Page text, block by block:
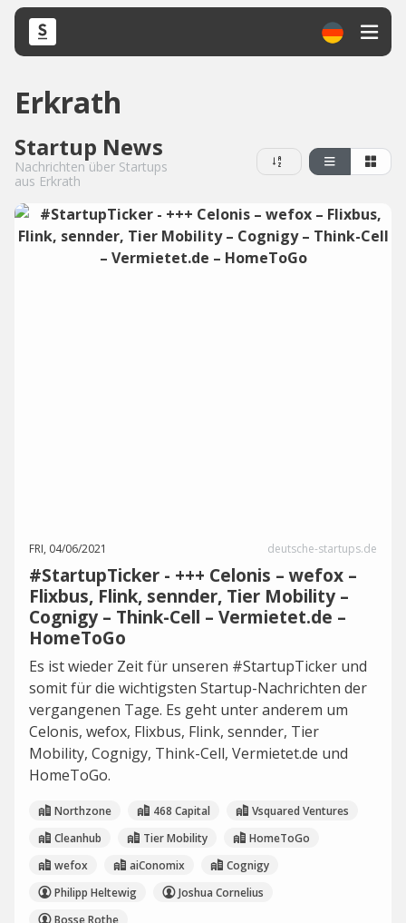
Erkrath
Startup News
Nachrichten über Startups
aus Erkrath
FRI, 04/06/2021 deutsche-startups.de
#StartupTicker - +++ Celonis – wefox –
Flixbus, Flink, sennder, Tier Mobility –
Cognigy – Think-Cell – Vermietet.de –
HomeToGo
Es ist wieder Zeit für unseren #StartupTicker und
somit für die wichtigsten Startup-Nachrichten der
vergangenen Tage. Es geht unter anderem um
Celonis, wefox, Flixbus, Flink, sennder, Tier
Mobility, Cognigy, Think-Cell, Vermietet.de und
HomeToGo.
Northzone 468 Capital
Vsquared Ventures
Cleanhub
Tier Mobility
HomeToGo
wefox
aiConomix
Cognigy
Philipp Heltewig
Joshua Cornelius
Bosse Rothe